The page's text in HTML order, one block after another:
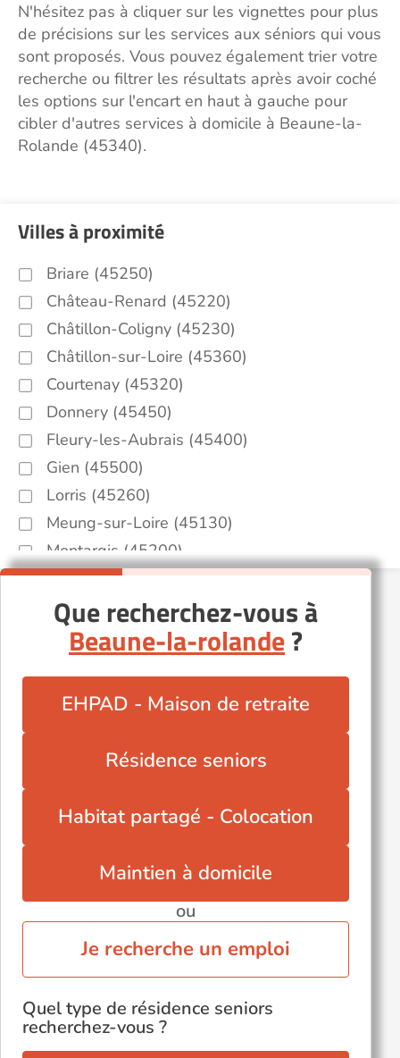
N'hésitez pas à cliquer sur les vignettes pour plus
de précisions sur les services aux séniors qui vous
sont proposés. Vous pouvez également trier votre
recherche ou filtrer les résultats après avoir coché
les options sur l'encart en haut à gauche pour
cibler d'autres services à domicile à Beaune-la-
Rolande (45340).
Villes à proximité
Briare (45250)
Château-Renard (45220)
Châtillon-Coligny (45230)
Châtillon-sur-Loire (45360)
Courtenay (45320)
Donnery (45450)
Fleury-les-Aubrais (45400)
Gien (45500)
Lorris (45260)
Meung-sur-Loire (45130)
Montargis (45200)
Olivet (45160)
Orléans (45000)
Pithiviers (45300)
Puiseaux (45390)
Saint-Jean-de-Braye (45800)
Sully-sur-Loire (45600)
Que recherchez-vous à
Beaune-la-rolande?
EHPAD - Maison de retraite
Résidence seniors
Habitat partagé - Colocation
Maintien à domicile
ou
Je recherche un emploi
Quel type de résidence seniors
recherchez-vous ?